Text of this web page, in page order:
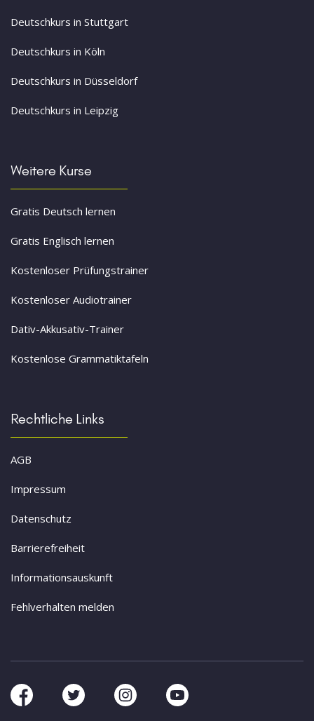
Deutschkurs in Stuttgart
Deutschkurs in Köln
Deutschkurs in Düsseldorf
Deutschkurs in Leipzig
Weitere Kurse
Gratis Deutsch lernen
Gratis Englisch lernen
Kostenloser Prüfungstrainer
Kostenloser Audiotrainer
Dativ-Akkusativ-Trainer
Kostenlose Grammatiktafeln
Rechtliche Links
AGB
Impressum
Datenschutz
Barrierefreiheit
Informationsauskunft
Fehlverhalten melden